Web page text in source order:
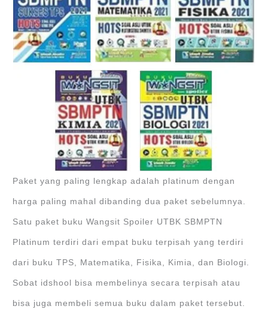
Paket yang paling lengkap adalah platinum dengan
harga paling mahal dibanding dua paket sebelumnya.
Satu paket buku Wangsit Spoiler UTBK SBMPTN
Platinum terdiri dari empat buku terpisah yang terdiri
dari buku TPS, Matematika, Fisika, Kimia, dan Biologi.
Sobat idshool bisa membelinya secara terpisah atau
bisa juga membeli semua buku dalam paket tersebut.